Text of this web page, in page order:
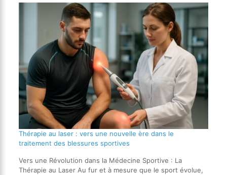
Thérapie au laser : vers une nouvelle ère dans le
traitement des blessures sportives
Vers une Révolution dans la Médecine Sportive : La
Thérapie au Laser Au fur et à mesure que le sport évolue,